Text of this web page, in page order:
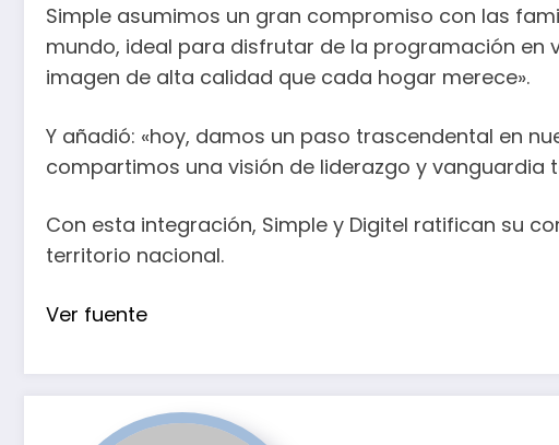
Simple asumimos un gran compromiso con las
mundo, ideal para disfrutar de la programación en
imagen de alta calidad que cada hogar merece».
Y añadió: «hoy, damos un paso trascendental en
compartimos una visión de liderazgo y vanguardia
Con esta integración, Simple y Digitel ratifican su
territorio nacional.
Ver fuente